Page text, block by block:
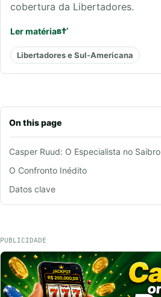
On this page
Casper Ruud: O Especialista no Saibro
O Confronto Inédito
Datos clave
cobertura da Libertadores.
Ler matéria
Libertadores e Sul-Americana
PUBLICIDADE